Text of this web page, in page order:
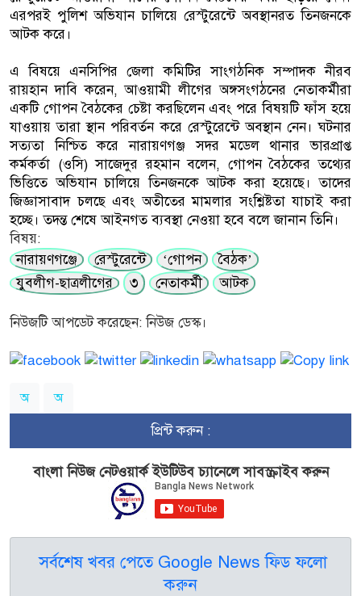
এরপরই পুলিশ অভিযান চালিয়ে রেস্টুরেন্টে অবস্থানরত তিনজনকে
আটক করে।
এ বিষয়ে এনসিপির জেলা কমিটির সাংগঠনিক সম্পাদক নীরব
রায়হান দাবি করেন, আওয়ামী লীগের অঙ্গসংগঠনের নেতাকর্মীরা
একটি গোপন বৈঠকের চেষ্টা করছিলেন এবং পরে বিষয়টি ফাঁস হয়ে
যাওয়ায় তারা স্থান পরিবর্তন করে রেস্টুরেন্টে অবস্থান নেন। ঘটনার
সত্যতা নিশ্চিত করে নারায়ণগঞ্জ সদর মডেল থানার ভারপ্রাপ্ত
কর্মকর্তা (ওসি) সাজেদুর রহমান বলেন, গোপন বৈঠকের তথ্যের
ভিত্তিতে অভিযান চালিয়ে তিনজনকে আটক করা হয়েছে। তাদের
জিজ্ঞাসাবাদ চলছে এবং অতীতের মামলার সংশ্লিষ্টতা যাচাই করা
হচ্ছে। তদন্ত শেষে আইনগত ব্যবস্থা নেওয়া হবে বলে জানান তিনি।
বিষয়:
নারায়ণগঞ্জে
রেস্টুরেন্টে ‘গোপন
বৈঠক’
যুবলীগ-ছাত্রলীগের
৩ নেতাকর্মী আটক
নিউজটি আপডেট করেছেন: নিউজ ডেস্ক।
অ অ
প্রিন্ট করুন :
বাংলা নিউজ নেটওয়ার্ক ইউটিউব চ্যানেলে সাবস্ক্রাইব করুন
সর্বশেষ খবর পেতে Google News ফিড ফলো
করুন